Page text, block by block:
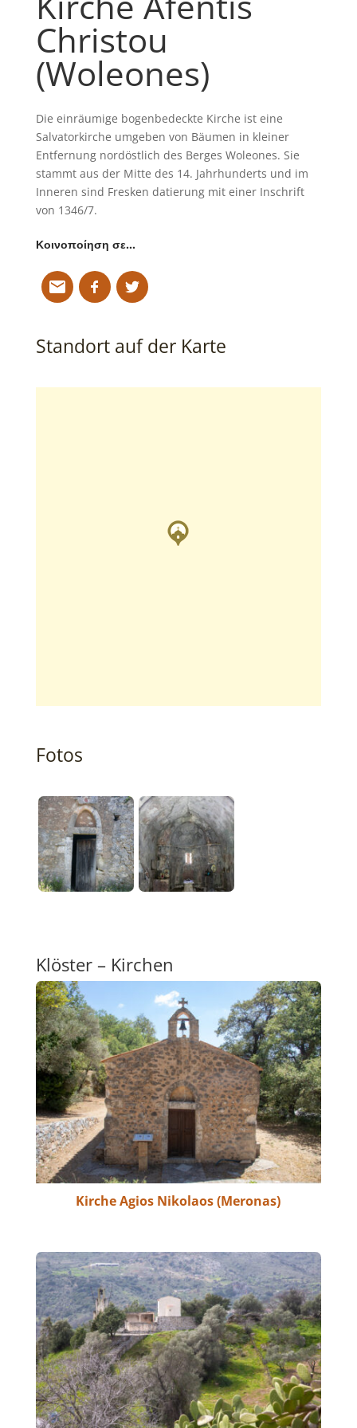
Christou
(Woleones)
Die einräumige bogenbedeckte Kirche ist eine
Salvatorkirche umgeben von Bäumen in kleiner
Entfernung nordöstlich des Berges Woleones. Sie
stammt aus der Mitte des 14. Jahrhunderts und im
Inneren sind Fresken datierung mit einer Inschrift
von 1346/7.
Κοινοποίηση σε…
Standort auf der Karte
Fotos
Klöster – Kirchen
Kirche Agios Nikolaos (Meronas)